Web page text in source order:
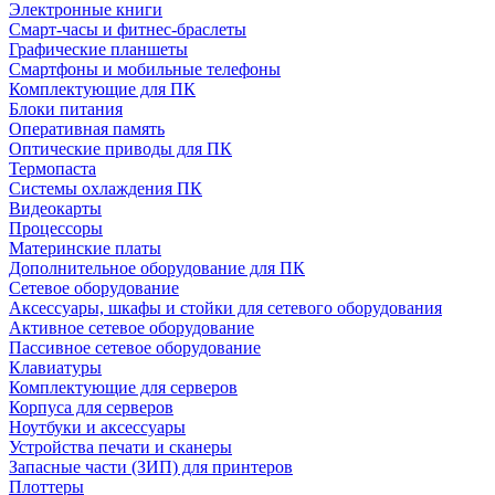
Электронные книги
Смарт-часы и фитнес-браслеты
Графические планшеты
Смартфоны и мобильные телефоны
Комплектующие для ПК
Блоки питания
Оперативная память
Оптические приводы для ПК
Термопаста
Системы охлаждения ПК
Видеокарты
Процессоры
Материнские платы
Дополнительное оборудование для ПК
Сетевое оборудование
Аксессуары, шкафы и стойки для сетевого оборудования
Активное сетевое оборудование
Пассивное сетевое оборудование
Клавиатуры
Комплектующие для серверов
Корпуса для серверов
Ноутбуки и аксессуары
Устройства печати и сканеры
Запасные части (ЗИП) для принтеров
Плоттеры